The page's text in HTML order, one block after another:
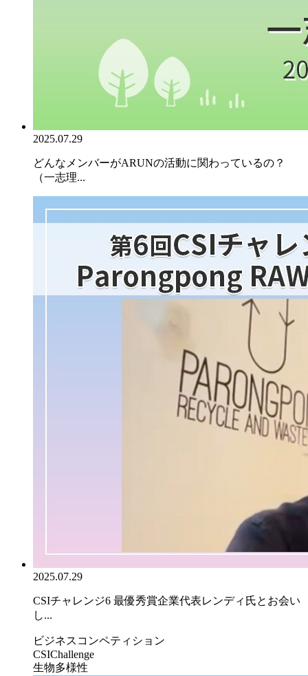
2025.07.29
どんなメンバーがARUNの活動に関わっているの？
（一志理...
2025.07.29
CSIチャレンジ6 最優秀賞企業代表レンディ氏とお会い
し...
ビジネスコンペティション
CSIChallenge
生物多様性